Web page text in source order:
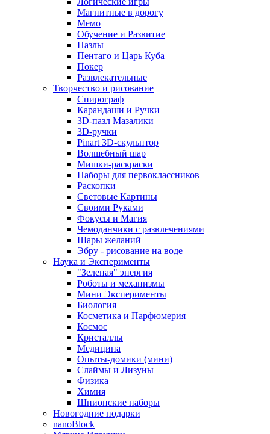
Магнитные в дорогу
Мемо
Обучение и Развитие
Пазлы
Пентаго и Царь Куба
Покер
Развлекательные
Творчество и рисование
Спирограф
Карандаши и Ручки
3D-пазл Мазалики
3D-ручки
Pinart 3D-скульптор
Волшебный шар
Мишки-раскраски
Наборы для первоклассников
Раскопки
Световые Картины
Своими Руками
Фокусы и Магия
Чемоданчики с развлечениями
Шары желаний
Эбру - рисование на воде
Наука и Эксперименты
"Зеленая" энергия
Роботы и механизмы
Мини Эксперименты
Биология
Косметика и Парфюмерия
Космос
Кристаллы
Медицина
Опыты-домики (мини)
Слаймы и Лизуны
Физика
Химия
Шпионские наборы
Новогодние подарки
nanoBlock